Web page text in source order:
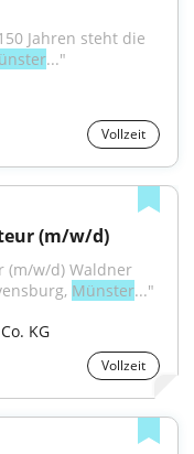
Jahren steht die
..."
Vollzeit
(m/w/d)
(m/w/d) Waldner
Münster..."
KG
Vollzeit